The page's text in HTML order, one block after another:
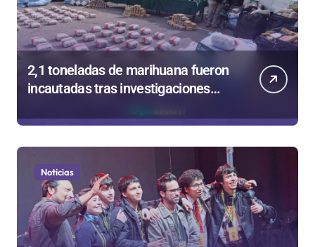
2,1 toneladas de marihuana fueron
incautadas tras investigaciones
Noticias